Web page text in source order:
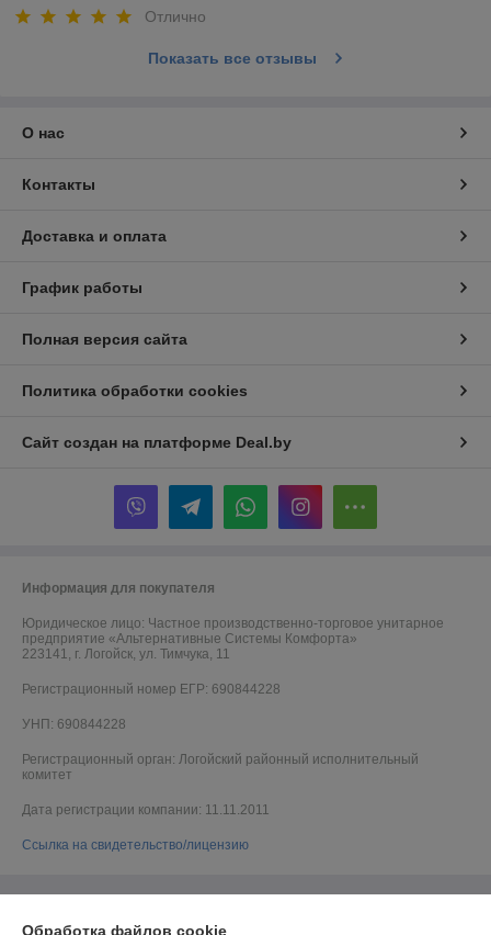
Отлично
Показать все отзывы
О нас
Контакты
Доставка и оплата
График работы
Полная версия сайта
Политика обработки cookies
Сайт создан на платформе Deal.by
Информация для покупателя
Юридическое лицо: Частное производственно-торговое унитарное
предприятие «Альтернативные Системы Комфорта»
223141, г. Логойск, ул. Тимчука, 11
Регистрационный номер ЕГР: 690844228
УНП: 690844228
Регистрационный орган: Логойский районный исполнительный
комитет
Дата регистрации компании: 11.11.2011
Ссылка на свидетельство/лицензию
Обработка файлов cookie